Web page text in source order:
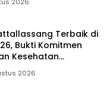
Terbaik di
Bukti Komitmen
Kesehatan
2026